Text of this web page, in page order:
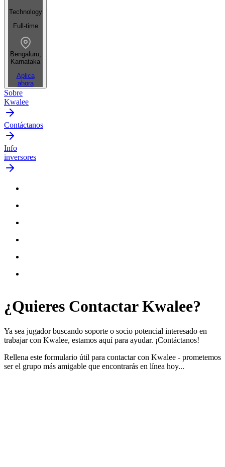
Technology
Full-time
Bengaluru,
Karnataka
Aplica
ahora
Sobre
Kwalee
Contáctanos
Info
inversores
¿Quieres ContactarKwalee?
Ya sea jugador buscando soporte o socio potencial interesado en
trabajar con Kwalee, estamos aquí para ayudar. ¡Contáctanos!
Rellena este formulario útil para contactar con Kwalee - prometemos
ser el grupo más amigable que encontrarás en línea hoy...